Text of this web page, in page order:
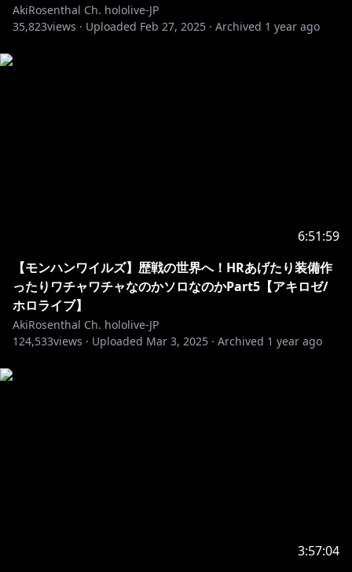
AkiRosenthal Ch. hololive-JP
35,823views · Uploaded Feb 27, 2025 · Archived 1 year ago
6:51:59
【モンハンワイルズ】歴戦の世界へ！HRあげたり装備作
ったりワチャワチャなのかソロなのかPart5【アキロゼ/
ホロライブ】
AkiRosenthal Ch. hololive-JP
124,533views · Uploaded Mar 3, 2025 · Archived 1 year ago
3:57:04